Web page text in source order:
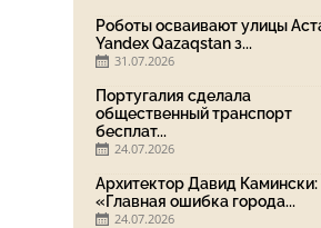
Роботы осваивают улицы
Yandex Qazaqstan з...
31.07.2026
Португалия сделала
общественный транспорт
бесплат...
24.07.2026
Архитектор Давид Камински:
«Главная ошибка города...
24.07.2026